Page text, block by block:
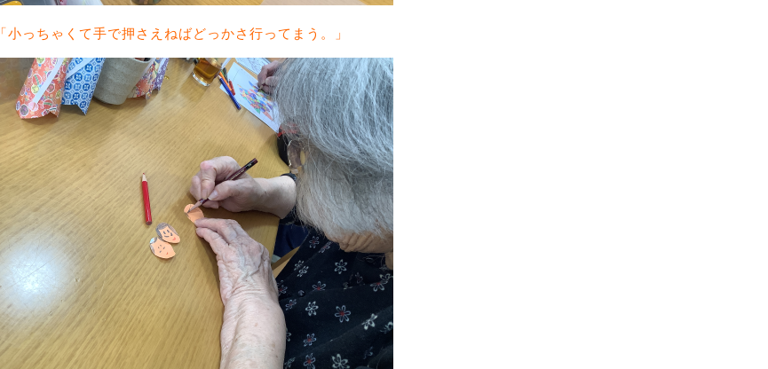
「小っちゃくて手で押さえねばどっかさ行ってまう。」